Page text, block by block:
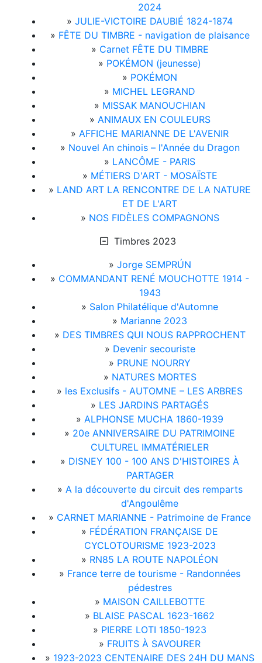
2024
» JULIE-VICTOIRE DAUBIÉ 1824-1874
» FÊTE DU TIMBRE - navigation de plaisance
» Carnet FÊTE DU TIMBRE
» POKÉMON (jeunesse)
» POKÉMON
» MICHEL LEGRAND
» MISSAK MANOUCHIAN
» ANIMAUX EN COULEURS
» AFFICHE MARIANNE DE L'AVENIR
» Nouvel An chinois – l'Année du Dragon
» LANCÔME - PARIS
» MÉTIERS D'ART - MOSAÏSTE
» LAND ART LA RENCONTRE DE LA NATURE
ET DE L'ART
» NOS FIDÈLES COMPAGNONS
Timbres 2023
» Jorge SEMPRÚN
» COMMANDANT RENÉ MOUCHOTTE 1914 -
1943
» Salon Philatélique d'Automne
» Marianne 2023
» DES TIMBRES QUI NOUS RAPPROCHENT
» Devenir secouriste
» PRUNE NOURRY
» NATURES MORTES
» les Exclusifs - AUTOMNE – LES ARBRES
» LES JARDINS PARTAGÉS
» ALPHONSE MUCHA 1860-1939
» 20e ANNIVERSAIRE DU PATRIMOINE
CULTUREL IMMATÉRIELER
» DISNEY 100 - 100 ANS D'HISTOIRES À
PARTAGER
» A la découverte du circuit des remparts
d'Angoulême
» CARNET MARIANNE - Patrimoine de France
» FÉDÉRATION FRANÇAISE DE
CYCLOTOURISME 1923-2023
» RN85 LA ROUTE NAPOLÉON
» France terre de tourisme - Randonnées
pédestres
» MAISON CAILLEBOTTE
» BLAISE PASCAL 1623-1662
» PIERRE LOTI 1850-1923
» FRUITS À SAVOURER
» 1923-2023 CENTENAIRE DES 24H DU MANS